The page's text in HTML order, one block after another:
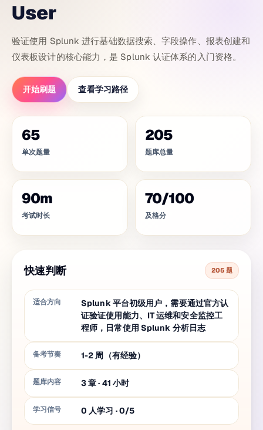
User
验证使用 Splunk 进行基础数据搜索、字段操作、报表创建和
仪表板设计的核心能力，是 Splunk 认证体系的入门资格。
开始刷题 查看学习路径
65
单次题量
205
题库总量
90m
考试时长
70/100
及格分
快速判断 205 题
适合方向
Splunk 平台初级用户，需要通过官方认
证验证使用能力、IT 运维和安全监控工
程师，日常使用 Splunk 分析日志
备考节奏 1-2 周（有经验）
题库内容 3章· 41 小时
学习信号 0 人学习 · 0/5